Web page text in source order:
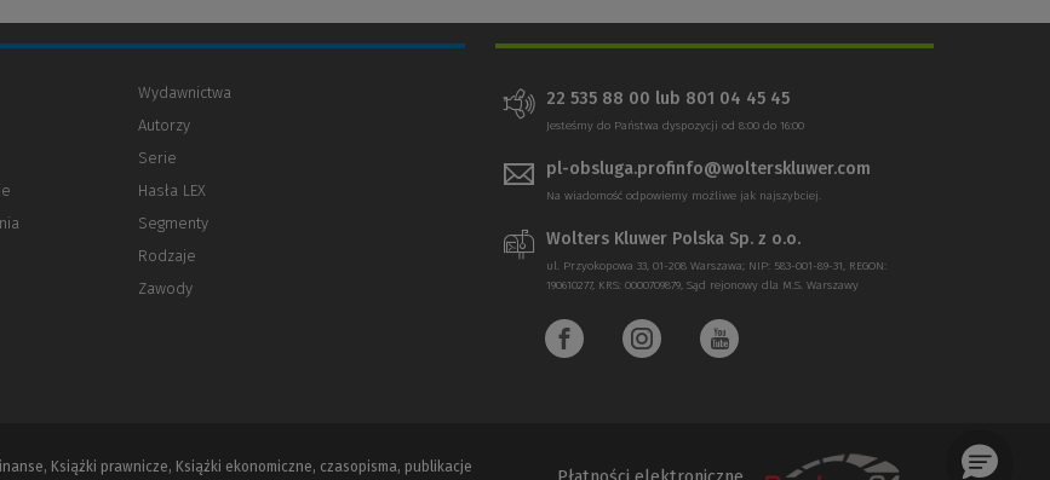
Wydawnictwa
Autorzy
Serie
Hasła LEX
Segmenty
Rodzaje
Zawody
22 535 88 00 lub 801 04 45 45
Jesteśmy do Państwa dyspozycji od 8:00 do 16:00
pl-obsluga.profinfo@wolterskluwer.com
Na wiadomość odpowiemy możliwe jak najszybciej.
Wolters Kluwer Polska Sp. z o.o.
ul. Przyokopowa 33, 01-208 Warszawa; NIP: 583-001-89-31, REGON:
190610277, KRS: 0000709879, Sąd rejonowy dla M.S. Warszawy
Książki prawnicze, Książki ekonomiczne, czasopisma, publikacje